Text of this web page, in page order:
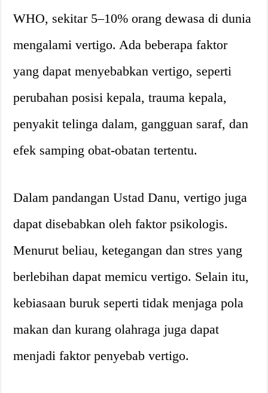
WHO, sekitar 5–10% orang dewasa di dunia
mengalami vertigo. Ada beberapa faktor
yang dapat menyebabkan vertigo, seperti
perubahan posisi kepala, trauma kepala,
penyakit telinga dalam, gangguan saraf, dan
efek samping obat-obatan tertentu.
Dalam pandangan Ustad Danu, vertigo juga
dapat disebabkan oleh faktor psikologis.
Menurut beliau, ketegangan dan stres yang
berlebihan dapat memicu vertigo. Selain itu,
kebiasaan buruk seperti tidak menjaga pola
makan dan kurang olahraga juga dapat
menjadi faktor penyebab vertigo.